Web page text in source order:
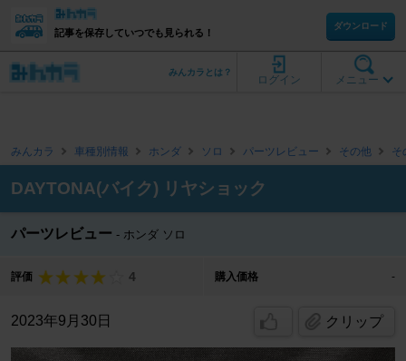
記事を保存していつでも見られる！
ダウンロード
メニュー
ログイン
みんカラとは？
みんカラ 車種別情報 ホンダ ソロ パーツレビュー その他 そ
DAYTONA(バイク) リヤショック
パーツレビュー ホンダ ソロ
評価 4 購入価格 -
2023年9月30日 クリップ